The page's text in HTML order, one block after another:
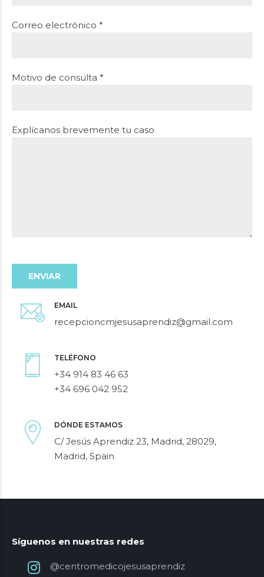
Correo electrónico *
Motivo de consulta *
Explícanos brevemente tu caso
EMAIL
recepcioncmjesusaprendiz@gmail.com
TELÉFONO
+34 914 83 46 63
+34 696 042 952
DÓNDE ESTAMOS
C/ Jesús Aprendiz 23, Madrid, 28029,
Madrid, Spain
Síguenos en nuestras redes
@centromedicojesusaprendiz